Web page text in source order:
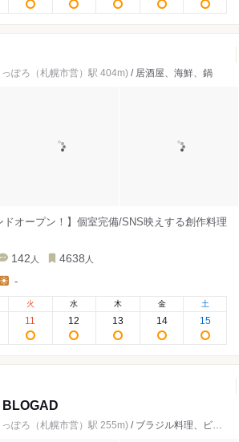
ぽろ（札幌市営）駅 404m) / 居酒屋、海鮮、鍋
ドオープン！】個室完備/SNS映えする創作料理
142 人 4638 人
-
火
11
水
12
木
13
金
14
土
15
ぽろ（札幌市営）駅 255m) / ブラジル料理、ビュッフェ、ダイニングバー